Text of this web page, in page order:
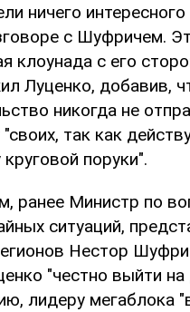
ничего
с Шуфричем.
клоунада с его
Луценко, добавив,
никогда не
"своих, так как
круговой поруки".
ранее Министр по
ситуаций,
Нестор
"честно выйти
лидеру мегаблока